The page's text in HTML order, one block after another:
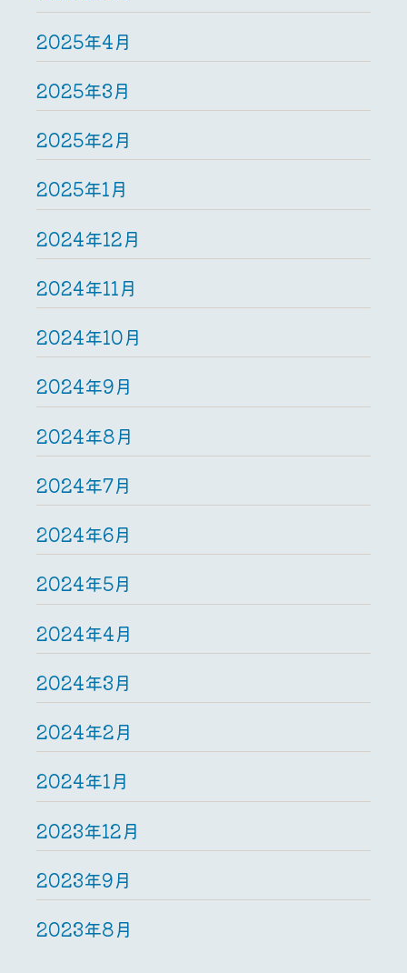
2025年4月
2025年3月
2025年2月
2025年1月
2024年12月
2024年11月
2024年10月
2024年9月
2024年8月
2024年7月
2024年6月
2024年5月
2024年4月
2024年3月
2024年2月
2024年1月
2023年12月
2023年9月
2023年8月